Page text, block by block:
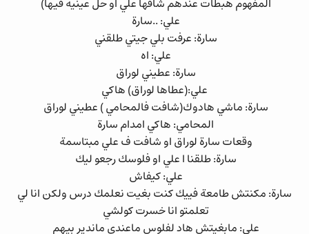
المفهوم هبطات عندهم شافها علي او حل عينيه فيها)
علي: ..سارة
سارة: عرفت بلي جيتي طلقني
علي: اه
سارة: عطيني لوراق
علي:(عطاها لوراق) هاكي
سارة: ماشي هادوك(شافت فالمحامي ) عطيني لوراق
المحامي: هاكي امدام سارة
وقعات سارة لوراق او شافت ف علي مبتاسمة
سارة: طلقنا ا علي او فلوسك رجعو ليك
علي: كيفاش
سارة: مكنتش طامعة فييك كنت بغيت نعلمك درس ولكن انا لي
تعلمتو انا خسرت كولشي
علي: مابغيتش هاد لفلوس ماعندي ماندير بيهم